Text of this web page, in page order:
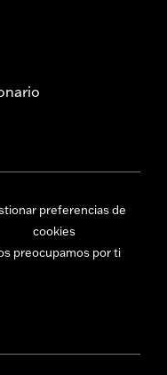
preferencias de
cookies
preocupamos por ti